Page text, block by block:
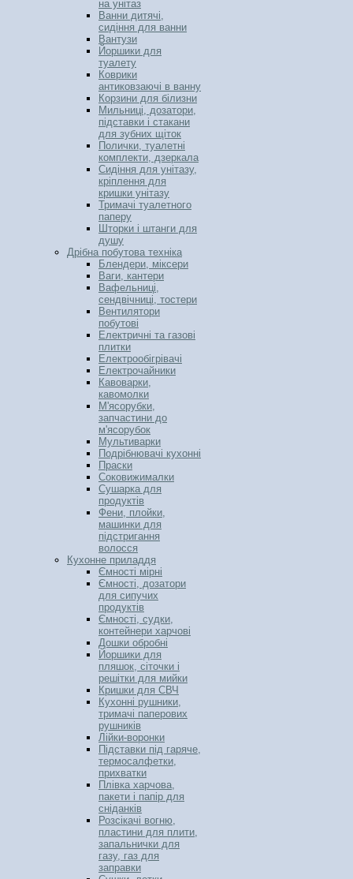
на унітаз
Ванни дитячі,
сидіння для ванни
Вантузи
Йоршики для
туалету
Коврики
антиковзаючі в ванну
Корзини для білизни
Мильниці, дозатори,
підставки і стакани
для зубних щіток
Полички, туалетні
комплекти, дзеркала
Сидіння для унітазу,
кріплення для
кришки унітазу
Тримачі туалетного
паперу
Шторки і штанги для
душу
Дрібна побутова техніка
Блендери, міксери
Ваги, кантери
Вафельниці,
сендвічниці, тостери
Вентилятори
побутові
Електричні та газові
плитки
Електрообігрівачі
Електрочайники
Кавоварки,
кавомолки
М'ясорубки,
запчастини до
м'ясорубок
Мультиварки
Подрібнювачі кухонні
Праски
Соковижималки
Сушарка для
продуктів
Фени, плойки,
машинки для
підстригання
волосся
Кухонне приладдя
Ємності мірні
Ємності, дозатори
для сипучих
продуктів
Ємності, судки,
контейнери харчові
Дошки обробні
Йоршики для
пляшок, сіточки і
решітки для мийки
Кришки для СВЧ
Кухонні рушники,
тримачі паперових
рушників
Лійки-воронки
Підставки під гаряче,
термосалфетки,
прихватки
Плівка харчова,
пакети і папір для
сніданків
Розсікачі вогню,
пластини для плити,
запальнички для
газу, газ для
заправки